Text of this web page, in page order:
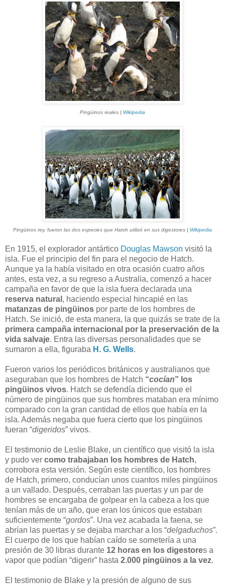
Pingüinos reales | Wikipedia
Pingüinos rey, fueron las dos especies que Hatch utilizó en sus digestores | Wikipedia
En 1915, el explorador antártico Douglas Mawson visitó la
isla. Fue el principio del fin para el negocio de Hatch.
Aunque ya la había visitado en otra ocasión cuatro años
antes, esta vez, a su regreso a Australia, comenzó a hacer
campaña en favor de que la isla fuera declarada una
reserva natural , haciendo especial hincapié en las
matanzas de pingüinos por parte de los hombres de
Hatch. Se inició, de esta manera, la que quizás se trate de la
primera campaña internacional por la preservación de la
vida salvaje. Entra las diversas personalidades que se
sumaron a ella, figuraba H. G. Wells.
Fueron varios los periódicos británicos y australianos que
aseguraban que los hombres de Hatch “cocían” los
pingüinos vivos. Hatch se defendía diciendo que el
número de pingüinos que sus hombres mataban era mínimo
comparado con la gran cantidad de ellos que había en la
isla. Además negaba que fuera cierto que los pingüinos
fueran “digeridos” vivos.
El testimonio de Leslie Blake, un científico que visitó la isla
y pudo ver como trabajaban los hombres de Hatch,
corrobora esta versión. Según este científico, los hombres
de Hatch, primero, conducían unos cuantos miles pingüinos
a un vallado. Después, cerraban las puertas y un par de
hombres se encargaba de golpear en la cabeza a los que
tenían más de un año, que eran los únicos que estaban
suficientemente “gordos”. Una vez acabada la faena, se
abrían las puertas y se dejaba marchar a los “delgaduchos”.
El cuerpo de los que habían caído se sometería a una
presión de 30 libras durante 12 horas en los digestores a
vapor que podían “digerir” hasta 2.000 pingüinos a la vez.
El testimonio de Blake y la presión de alguno de sus